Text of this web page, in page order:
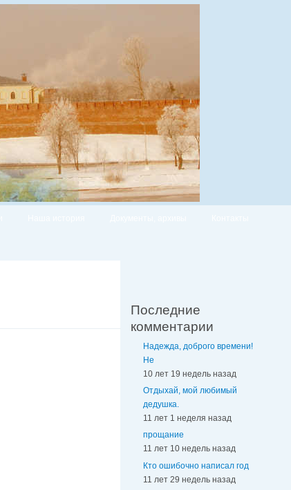
Последние
комментарии
Надежда, доброго времени!
Не
10 лет 19 недель назад
Отдыхай, мой любимый
дедушка.
11 лет 1 неделя назад
прощание
11 лет 10 недель назад
Кто ошибочно написал год
11 лет 29 недель назад